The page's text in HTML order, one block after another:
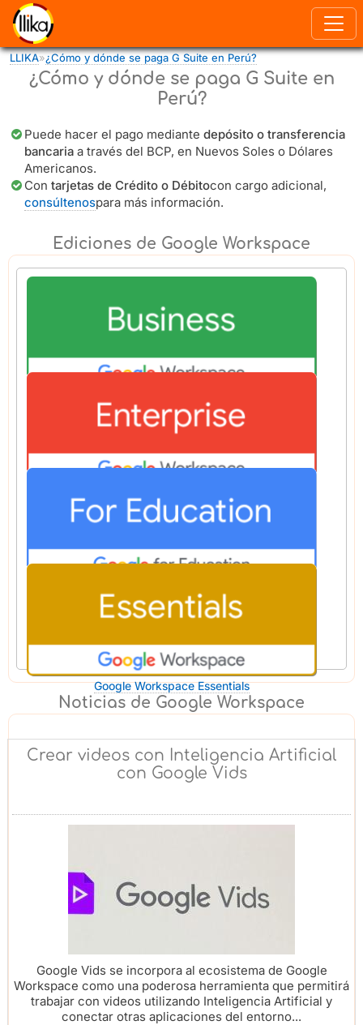
Pasar al contenido principal
Usted está aquí
LLIKA»¿Cómo y dónde se paga G Suite en Perú?
¿Cómo y dónde se paga G Suite en
Perú?
Puede hacer el pago mediante depósito o transferencia
bancaria a través del BCP, en Nuevos Soles o Dólares
Americanos.
Con tarjetas de Crédito o Débitocon cargo adicional,
consúltenospara más información.
Ediciones de Google Workspace
Google Workspace Business
Google Workspace Enterprise
Google Workspace for Education
Google Workspace Essentials
Noticias de Google Workspace
Crear videos con Inteligencia Artificial
con Google Vids
Google Vids se incorpora al ecosistema de Google
Workspace como una poderosa herramienta que permitirá
trabajar con videos utilizando Inteligencia Artificial y
conectar otras aplicaciones del entorno...